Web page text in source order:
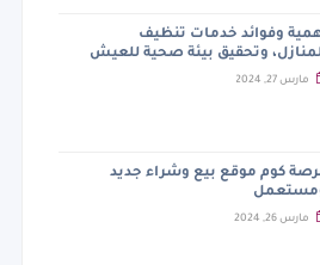
وفوائد خدمات تنظيف
وتحقيق بيئة صحية للعيش
مارس 27, 2024
كوم موقع بيع وشراء جديد
مارس 26, 2024